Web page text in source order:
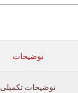
توضیحات
توضیحات تکمیلی